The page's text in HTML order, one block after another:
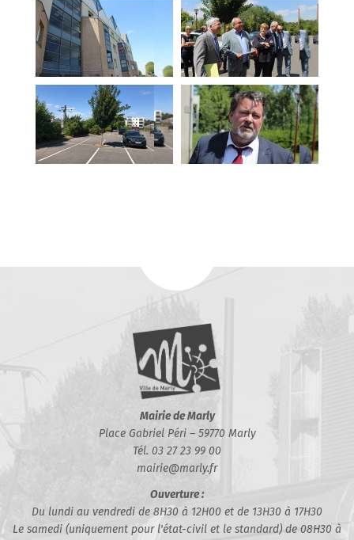
Mairie de Marly
Place Gabriel Péri – 59770 Marly
Tél. 03 27 23 99 00
mairie@marly.fr
Ouverture :
Du lundi au vendredi de 8H30 à 12H00 et de 13H30 à 17H30
Le samedi (uniquement pour l'état-civil et le standard) de 08H30 à